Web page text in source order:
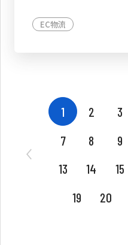
EC物流
1 2 3
7
8 9
13
14 15
19
20